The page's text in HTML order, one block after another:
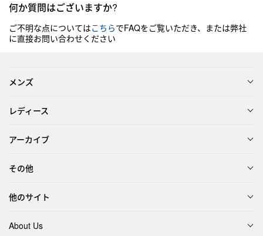
何か質問はございますか?
ご不明な点についてはこちらでFAQをご覧いただき、または弊社
に直接お問い合わせください
メンズ
レディース
アーカイブ
その他
他のサイト
About Us